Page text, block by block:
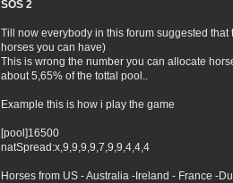
SOS 2
Till now everybody in this forum suggested
horses you can have)
This is wrong the number you can allocate
about 5,65% of the tottal pool..
Example this is how i play the game
[pool]16500
natSpread:x,9,9,9,9,7,9,9,4,4,4
Horses from US - Australia -Ireland - France -